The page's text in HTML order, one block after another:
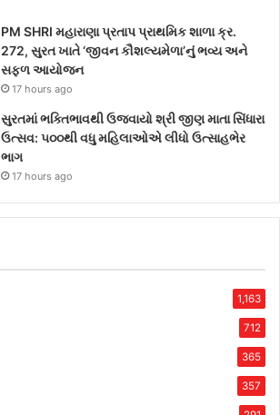
PM SHRI મહારાણા પ્રતાપ પ્રાથમિક શાળા ક્ર.
272, સુરત ખાતે ‘જીવન કૌશલ્યમેળા’નું ભવ્ય અને
સફળ આયોજન
17 hours ago
સુરતમાં ભક્તિભાવથી ઉજવાયો શ્રી જીણ માતા સિંધારા
ઉત્સવ: ૫૦૦થી વધુ મહિલાઓએ લીધો ઉત્સાહભેર
ભાગ
17 hours ago
1,163
712
365
357